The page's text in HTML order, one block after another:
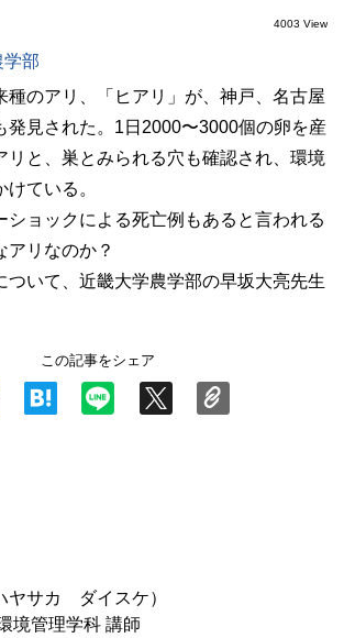
4003 View
学部
種のアリ、「ヒアリ」が、神戸、名古屋
発見された。1日2000〜3000個の卵を産
リと、巣とみられる穴も確認され、環境
ている。
ショックによる死亡例もあると言われる
アリなのか？
ついて、近畿大学農学部の早坂大亮先生
この記事をシェア
サカ ダイスケ）
境管理学科 講師